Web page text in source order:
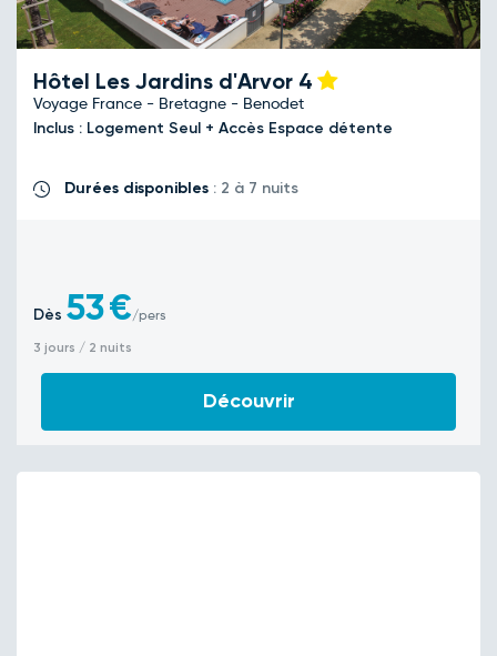
Hôtel Les Jardins d'Arvor 4
Voyage France - Bretagne - Benodet
Inclus : Logement Seul + Accès Espace détente
Durées disponibles : 2 à 7 nuits
Dès 53€/pers
3 jours / 2 nuits
Découvrir